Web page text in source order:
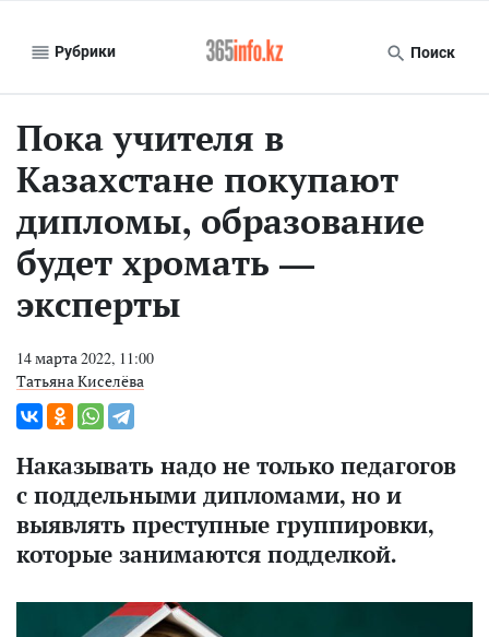
Рубрики Поиск
Пока учителя в
Казахстане покупают
дипломы, образование
будет хромать —
эксперты
14 марта 2022, 11:00
Татьяна Киселёва
Наказывать надо не только педагогов
с поддельными дипломами, но и
выявлять преступные группировки,
которые занимаются подделкой.